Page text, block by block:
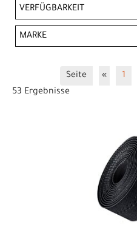
VERFÜGBARKEIT
MARKE
Seite « 1
53 Ergebnisse